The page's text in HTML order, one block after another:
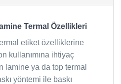
Termal Özellikleri
etiket özelliklerine
kullanımına ihtiyaç
lamine ya da top termal
yöntemi ile baskı